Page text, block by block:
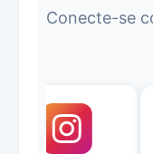
Conecte-se